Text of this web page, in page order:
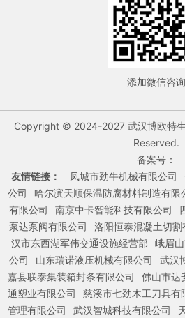
添加微信咨询
Copyright © 2024-2027 武汉博欧特
Reserved.
备案号：
友情链接：
凤城市劲牛机械有限公司
公司
哈尔滨天顺保温防腐材料制造有限
有限公司
南京中卡智能科技有限公司
泵达泵阀有限公司
洛阳恒泰混凝土切割
汉市东西湖军伟交通设施经营部
峨眉
公司
山东瑞诺液压机械有限公司 武汉
嘉县联泰集装箱封条有限公司
佛山市达
通塑业有限公司
慈溪市七劲木工刀具有
管理有限公司
武汉智城科技有限公司